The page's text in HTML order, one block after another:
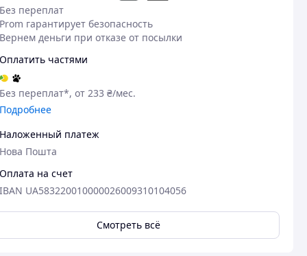
Без переплат
Prom гарантирует безопасность
Вернем деньги при отказе от посылки
Оплатить частями
Без переплат*, от 233 ₴/мес.
Подробнее
Наложенный платеж
Нова Пошта
Оплата на счет
IBAN UA583220010000026009310104056
Смотреть всё